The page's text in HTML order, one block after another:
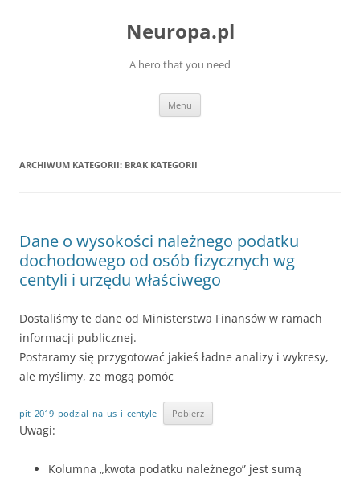
Neuropa.pl
A hero that you need
Menu
ARCHIWUM KATEGORII: BRAK KATEGORII
Dane o wysokości należnego podatku
dochodowego od osób fizycznych wg
centyli i urzędu właściwego
Dostaliśmy te dane od Ministerstwa Finansów w ramach
informacji publicznej.
Postaramy się przygotować jakieś ładne analizy i wykresy,
ale myślimy, że mogą pomóc
pit_2019_podzial_na_us_i_centyle Pobierz
Uwagi:
Kolumna „kwota podatku należnego” jest sumą